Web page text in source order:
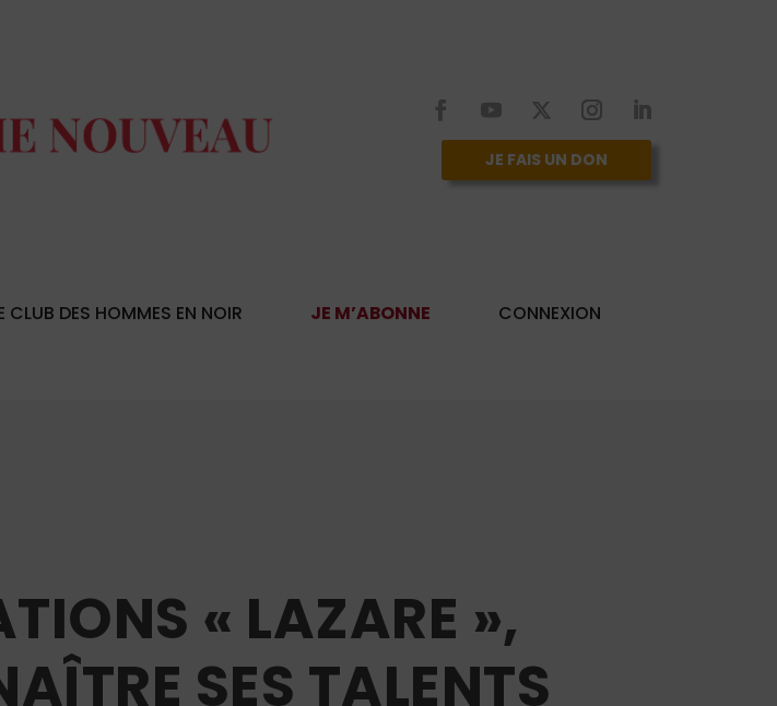
JE FAIS UN DON
CLUB DES HOMMES EN NOIR JE M’ABONNE
CONNEXION
« LAZARE »,
SES TALENTS